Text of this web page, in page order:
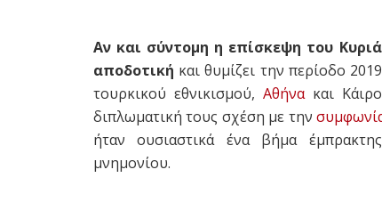
Aν και σύντομη η επίσκεψη του
αποδοτική και θυμίζει την περίοδο
τουρκικού εθνικισμού,Αθήνακαι
διπλωματική τους σχέση με την
ήταν ουσιαστικά ένα βήμα
μνημονίου.